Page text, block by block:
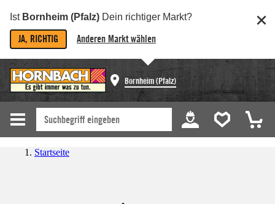
Ist Bornheim (Pfalz) Dein richtiger Markt?
JA, RICHTIG Anderen Markt wählen
Bornheim (Pfalz)
Startseite